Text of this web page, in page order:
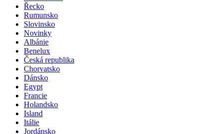
Řecko
Rumunsko
Slovinsko
Novinky
Albánie
Benelux
Česká republika
Chorvatsko
Dánsko
Egypt
Francie
Holandsko
Island
Itálie
Jordánsko